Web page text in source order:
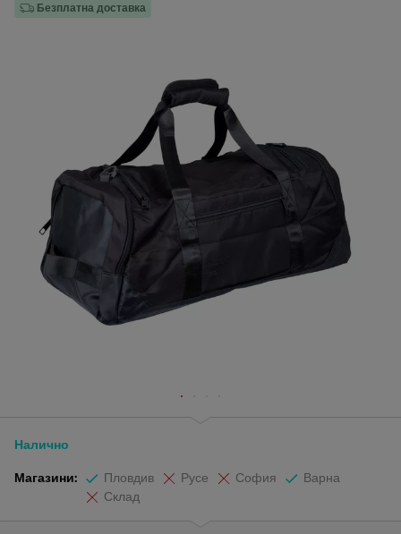
Безплатна доставка
Налично
Магазини: Пловдив Русе София
Варна
Склад